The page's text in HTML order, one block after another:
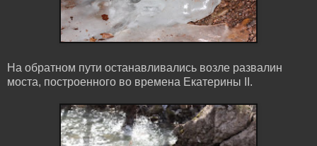
На обратном пути останавливались возле развалин
моста, построенного во времена Екатерины II.